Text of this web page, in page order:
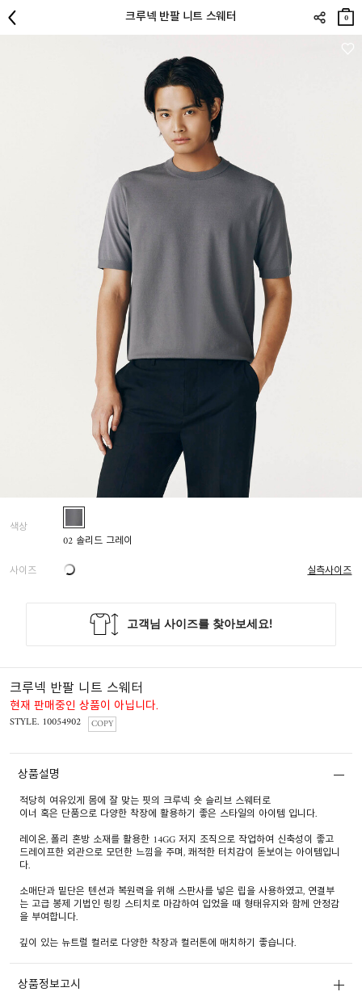
크루넥 반팔 니트 스웨터
장바
구니
0
색상
02 솔리드 그레이
사이즈
실측사이즈
크루넥 반팔 니트 스웨터
현재 판매중인 상품이 아닙니다.
STYLE. 10054902 COPY
상품설명
적당히 여유있게 몸에 잘 맞는 핏의 크루넥 숏 슬리브 스웨터로
이너 혹은 단품으로 다양한 착장에 활용하기 좋은 스타일의 아이템 입니다.
레이온, 폴리 혼방 소재를 활용한 14GG 저지 조직으로 작업하여 신축성이 좋고
드레이프한 외관으로 모던한 느낌을 주며, 쾌적한 터치감이 돋보이는 아이템입니
다.
소매단과 밑단은 텐션과 복원력을 위해 스판사를 넣은 립을 사용하였고, 연결부
는 고급 봉제 기법인 링킹 스티치로 마감하여 입었을 때 형태유지와 함께 안정감
을 부여합니다.
깊이 있는 뉴트럴 컬러로 다양한 착장과 컬러톤에 매치하기 좋습니다.
상품정보고시